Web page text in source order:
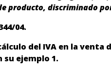
discriminado
04.
del IVA en la
ejemplo 1.